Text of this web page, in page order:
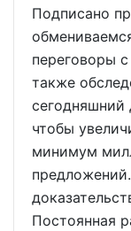
Подписано
переговоры
также
сегодняшний
чтобы
минимум
Постоянная